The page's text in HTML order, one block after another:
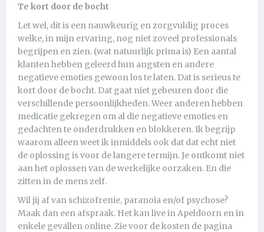
Te kort door de bocht
Let wel, dit is een nauwkeurig en zorgvuldig proces
welke, in mijn ervaring, nog niet zoveel professionals
begrijpen en zien. (wat natuurlijk prima is) Een aantal
klanten hebben geleerd hun angsten en andere
negatieve emoties gewoon los te laten. Dat is serieus te
kort door de bocht. Dat gaat niet gebeuren door die
verschillende persoonlijkheden. Weer anderen hebben
medicatie gekregen om al die negatieve emoties en
gedachten te onderdrukken en blokkeren. Ik begrijp
waarom alleen weet ik inmiddels ook dat dat echt niet
de oplossing is voor de langere termijn. Je ontkomt niet
aan het oplossen van de werkelijke oorzaken. En die
zitten in de mens zelf.
Wil jij af van schizofrenie, paranoia en/of psychose?
Maak dan een afspraak. Het kan live in Apeldoorn en in
enkele gevallen online. Zie voor de kosten de pagina